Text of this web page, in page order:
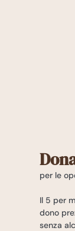
per le
Il 5 per
dono
senza